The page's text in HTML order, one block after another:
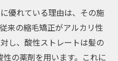
優れている理由は、その施
来の縮毛矯正がアルカリ性
し、酸性ストレートは髪の
の薬剤を用います。これに